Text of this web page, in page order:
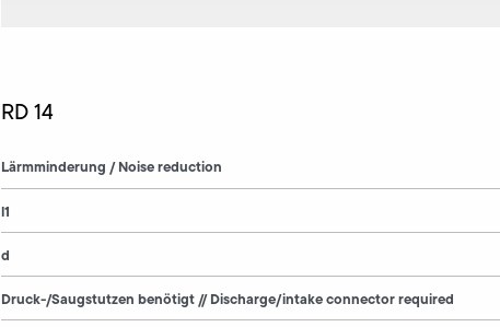
RD 14
Lärmminderung / Noise reduction
l1
d
Druck-/Saugstutzen benötigt // Discharge/intake connector required